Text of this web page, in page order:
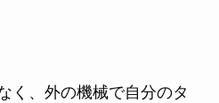
く、外の機械で自分のタ